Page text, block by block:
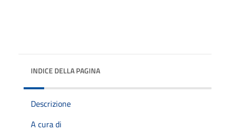
INDICE DELLA PAGINA
Descrizione
A cura di